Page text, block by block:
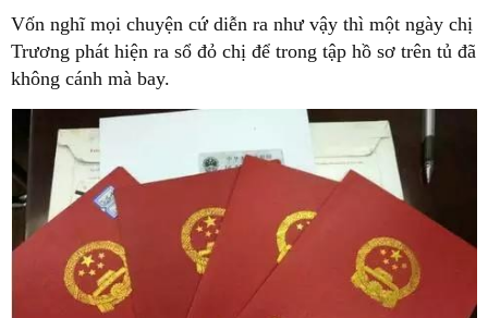
Vốn nghĩ mọi chuyện cứ diễn ra như vậy thì một ngày chị
Trương phát hiện ra sổ đỏ chị để trong tập hồ sơ trên tủ đã
không cánh mà bay.